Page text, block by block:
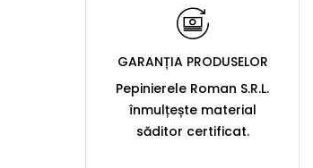
GARANȚIA PRODUSELOR
Pepinierele Roman S.R.L.
înmulțește material
săditor certificat.